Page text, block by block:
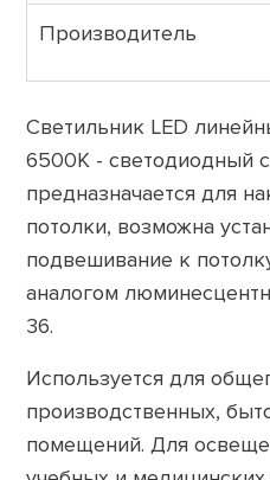
Производитель
Cветильник LED
6500K - светодиодный
предназначается для
потолки, возможна
подвешивание к
аналогом
36.
Используется для
производственных,
помещений. Для